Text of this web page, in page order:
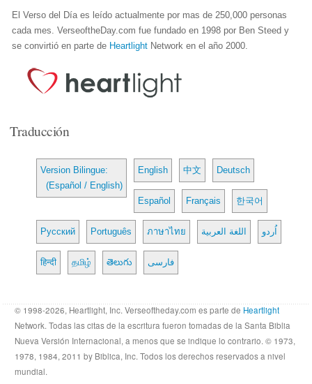
El Verso del Día es leído actualmente por mas de 250,000 personas
cada mes. VerseoftheDay.com fue fundado en 1998 por Ben Steed y
se convirtió en parte de Heartlight Network en el año 2000.
Traducción
Version Bilingue:
(Español / English)
English 中文 Deutsch
Español Français 한국어
Русский Português ภาษาไทย اللغة العربية اُردو
हिन्दी தமிழ் తెలుగు فارسی
© 1998-2026, Heartlight, Inc. Verseoftheday.com es parte de Heartlight
Network. Todas las citas de la escritura fueron tomadas de la Santa Biblia
Nueva Versión Internacional, a menos que se indique lo contrario. © 1973,
1978, 1984, 2011 by Biblica, Inc. Todos los derechos reservados a nivel
mundial.